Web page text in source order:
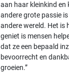
aan haar kleinkind en
andere grote passie
andere wereld. Het is
geniet is mensen
dat ze een bepaald
bevoorrecht en
groeien.”